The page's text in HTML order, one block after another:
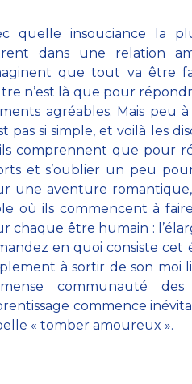
quelle insouciance la
dans une relation
que tout va être
n’est là que pour
agréables. Mais peu
pas si simple, et voilà les
comprennent que pour
et s’oublier un peu
une aventure
où ils commencent à
chaque être humain :
en quoi consiste cet
à sortir de son moi
communauté
commence
« tomber amoureux ».